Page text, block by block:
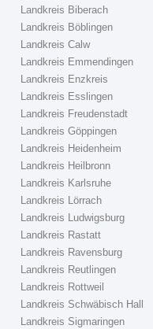
Landkreis Biberach
Landkreis Böblingen
Landkreis Calw
Landkreis Emmendingen
Landkreis Enzkreis
Landkreis Esslingen
Landkreis Freudenstadt
Landkreis Göppingen
Landkreis Heidenheim
Landkreis Heilbronn
Landkreis Karlsruhe
Landkreis Lörrach
Landkreis Ludwigsburg
Landkreis Rastatt
Landkreis Ravensburg
Landkreis Reutlingen
Landkreis Rottweil
Landkreis Schwäbisch Hall
Landkreis Sigmaringen